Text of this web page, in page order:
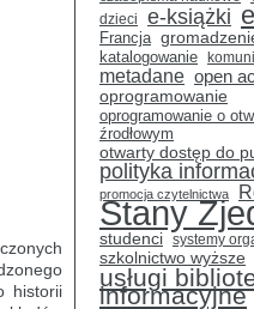
historii
dzieci e-książki
Francja
katalogowanie
metadane open
oprogramowanie
oprogramowanie o
źrodłowym
otwarty dostęp do
polityka
promocja czytelnictwa
Stany
studenci systemy
szkolnictwo wyższe
usługi
informacyjne